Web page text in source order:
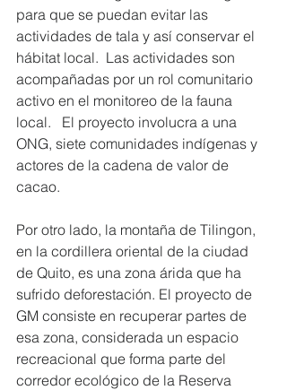
para que se puedan evitar las
actividades de tala y así conservar el
hábitat local.  Las actividades son
acompañadas por un rol comunitario
activo en el monitoreo de la fauna
local.   El proyecto involucra a una
ONG, siete comunidades indígenas y
actores de la cadena de valor de
cacao.
Por otro lado, la montaña de Tilingon,
en la cordillera oriental de la ciudad
de Quito, es una zona árida que ha
sufrido deforestación. El proyecto de
GM consiste en recuperar partes de
esa zona, considerada un espacio
recreacional que forma parte del
corredor ecológico de la Reserva